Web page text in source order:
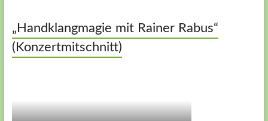
„Handklangmagie mit Rainer Rabus“
(Konzertmitschnitt)